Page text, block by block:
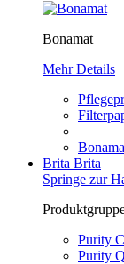
Bonamat
Mehr Details
Brita Brita
Springe zur
Purity
Purity